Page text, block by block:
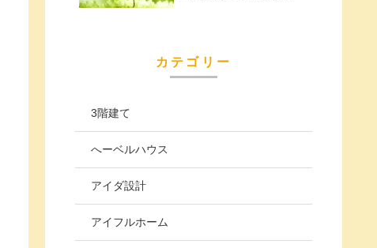
カテゴリー
3階建て
へーベルハウス
アイダ設計
アイフルホーム